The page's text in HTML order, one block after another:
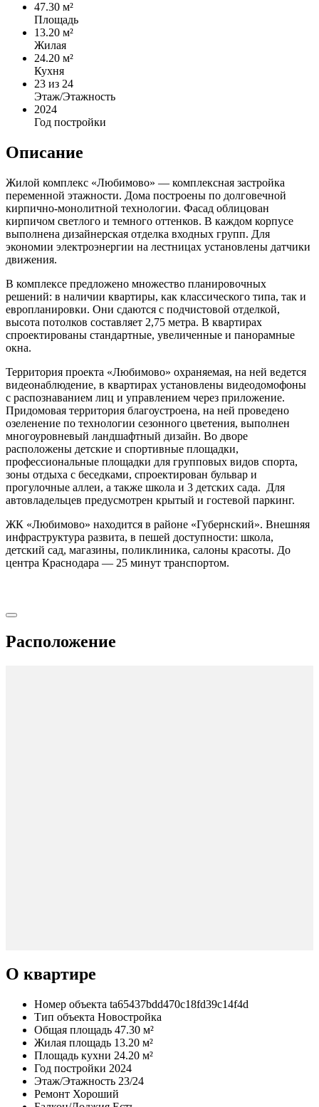
47.30 м²
Площадь
13.20 м²
Жилая
24.20 м²
Кухня
23 из 24
Этаж/Этажность
2024
Год постройки
Описание
Жилой комплекс «Любимово» — комплексная застройка
переменной этажности. Дома построены по долговечной
кирпично-монолитной технологии. Фасад облицован
кирпичом светлого и темного оттенков. В каждом корпусе
выполнена дизайнерская отделка входных групп. Для
экономии электроэнергии на лестницах установлены датчики
движения.
В комплексе предложено множество планировочных
решений: в наличии квартиры, как классического типа, так и
европланировки. Они сдаются с подчистовой отделкой,
высота потолков составляет 2,75 метра. В квартирах
спроектированы стандартные, увеличенные и панорамные
окна.
Территория проекта «Любимово» охраняемая, на ней ведется
видеонаблюдение, в квартирах установлены видеодомофоны
с распознаванием лиц и управлением через приложение.
Придомовая территория благоустроена, на ней проведено
озеленение по технологии сезонного цветения, выполнен
многоуровневый ландшафтный дизайн. Во дворе
расположены детские и спортивные площадки,
профессиональные площадки для групповых видов спорта,
зоны отдыха с беседками, спроектирован бульвар и
прогулочные аллеи, а также школа и 3 детских сада. Для
автовладельцев предусмотрен крытый и гостевой паркинг.
ЖК «Любимово» находится в районе «Губернский». Внешняя
инфраструктура развита, в пешей доступности: школа,
детский сад, магазины, поликлиника, салоны красоты. До
центра Краснодара — 25 минут транспортом.
Расположение
О квартире
Номер объекта ta65437bdd470c18fd39c14f4d
Тип объекта Новостройка
Общая площадь 47.30 м²
Жилая площадь 13.20 м²
Площадь кухни 24.20 м²
Год постройки 2024
Этаж/Этажность 23/24
Ремонт Хороший